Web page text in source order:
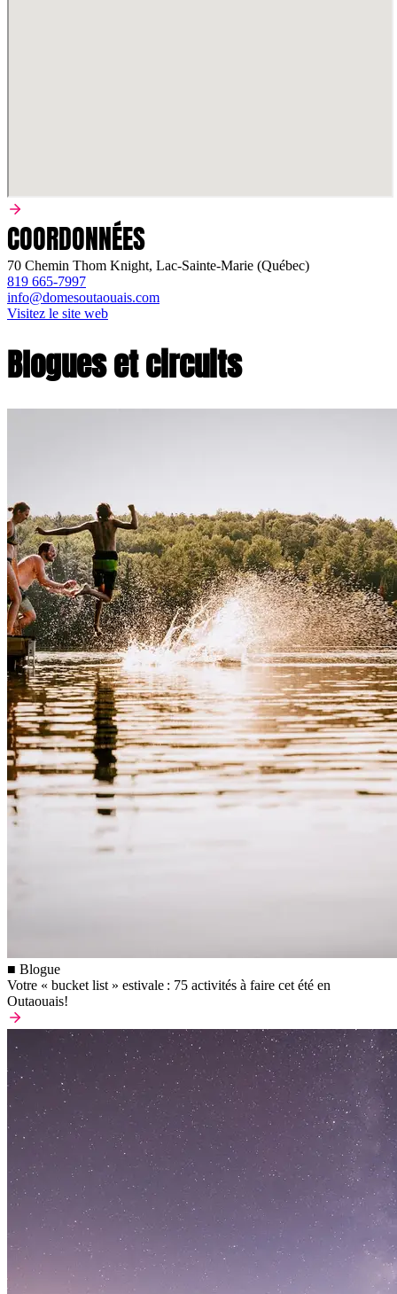
COORDONNÉES
70 Chemin Thom Knight, Lac-Sainte-Marie (Québec)
819 665-7997
info@domesoutaouais.com
Visitez le site web
Blogues et circuits
■ Blogue
Votre « bucket list » estivale : 75 activités à faire cet été en
Outaouais!